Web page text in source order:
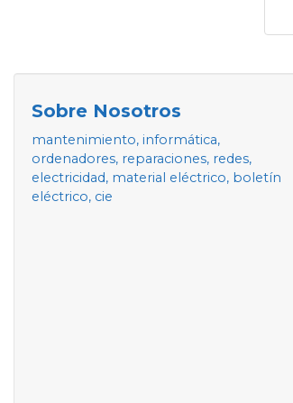
Sobre Nosotros
mantenimiento, informática,
ordenadores, reparaciones, redes,
electricidad, material eléctrico, boletín
eléctrico, cie